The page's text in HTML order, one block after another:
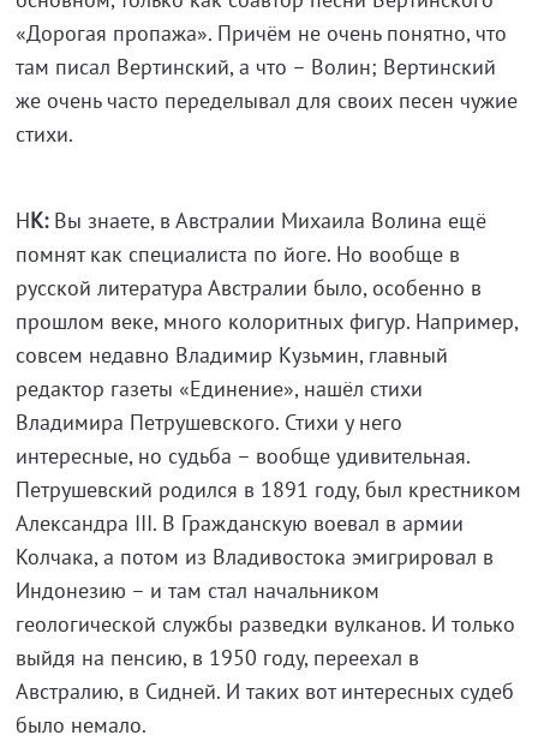
«Дорогая пропажа». Причём не очень понятно, что
там писал Вертинский, а что – Волин; Вертинский
же очень часто переделывал для своих песен чужие
стихи.
НК: Вы знаете, в Австралии Михаила Волина ещё
помнят как специалиста по йоге. Но вообще в
русской литература Австралии было, особенно в
прошлом веке, много колоритных фигур. Например,
совсем недавно Владимир Кузьмин, главный
редактор газеты «Единение», нашёл стихи
Владимира Петрушевского. Стихи у него
интересные, но судьба – вообще удивительная.
Петрушевский родился в 1891 году, был крестником
Александра III. В Гражданскую воевал в армии
Колчака, а потом из Владивостока эмигрировал в
Индонезию – и там стал начальником
геологической службы разведки вулканов. И только
выйдя на пенсию, в 1950 году, переехал в
Австралию, в Сидней. И таких вот интересных судеб
было немало.